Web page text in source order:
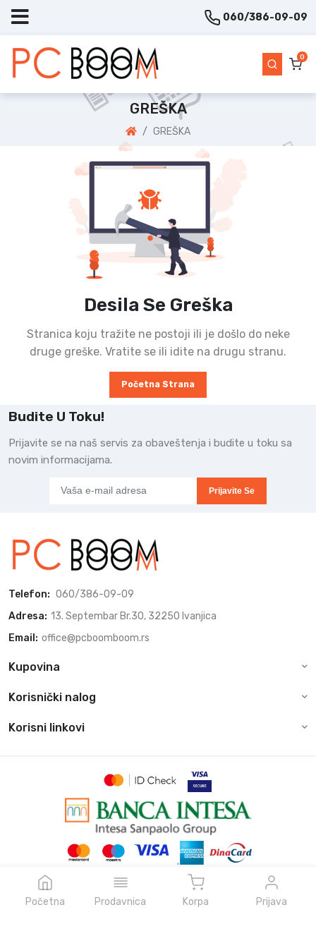
060/386-09-09
0
Početna Prodavnica Korpa Prijava
GREŠKA
GREŠKA
Desila Se Greška
Stranica koju tražite ne postoji ili je došlo do neke
druge greške. Vratite se ili idite na drugu stranu.
Početna Strana
Budite U Toku!
Prijavite se na naš servis za obaveštenja i budite u toku sa
novim informacijama.
Prijavite Se
Telefon: 060/386-09-09
Adresa: 13. Septembar Br.30, 32250 Ivanjica
Email: office@pcboomboom.rs
Kupovina
Korisnički nalog
Korisni linkovi
© Sva prava zadržava pcboomboom.rs, 2026
Powered by
NeonVoid Code